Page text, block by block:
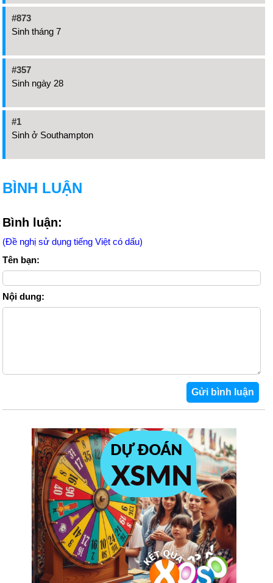
#873
Sinh tháng 7
#357
Sinh ngày 28
#1
Sinh ở Southampton
BÌNH LUẬN
Bình luận:
(Đề nghị sử dụng tiếng Việt có dấu)
Tên bạn:
Nội dung: